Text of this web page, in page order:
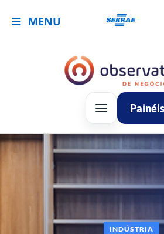
MENU
Painéis
INDÚSTRIA